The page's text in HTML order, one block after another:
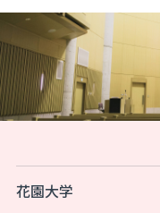
花園大学